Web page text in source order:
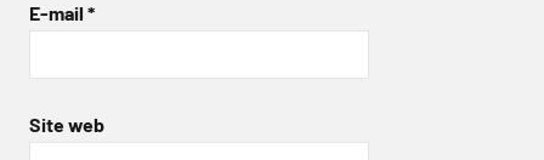
E-mail *
Site web